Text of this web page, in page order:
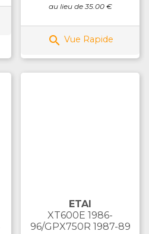
au lieu de 35.00 €
 Vue Rapide
ETAI
XT600E 1986-
96/GPX750R 1987-89